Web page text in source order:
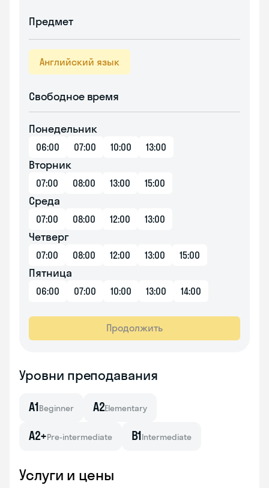
Предмет
Английский язык
Свободное время
Понедельник
06:00 07:00 10:00 13:00
Вторник
07:00 08:00 13:00 15:00
Среда
07:00 08:00 12:00 13:00
Четверг
07:00 08:00 12:00 13:00 15:00
Пятница
06:00 07:00 10:00 13:00 14:00
Продолжить
Уровни преподавания
A1Beginner A2Elementary
A2+Pre-intermediate B1Intermediate
Услуги и цены